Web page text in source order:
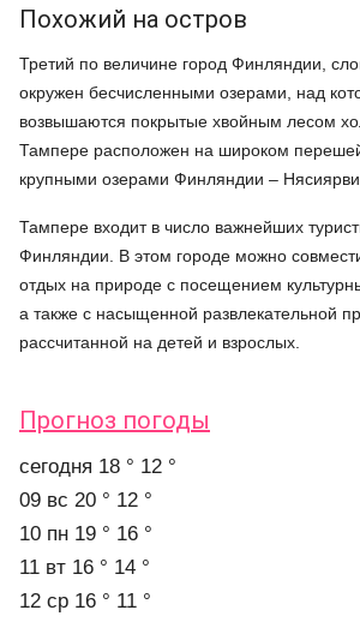
Похожий на остров
Третий по величине город Финляндии,
окружен бесчисленными озерами, над
возвышаются покрытые хвойным лесом
Тампере расположен на широком
крупными озерами Финляндии –
Тампере входит в число важнейших
Финляндии. В этом городе можно
отдых на природе с посещением
а также с насыщенной развлекательной
рассчитанной на детей и взрослых.
Прогноз погоды
cегодня 18 ° 12 °
09 вс 20 ° 12 °
10 пн 19 ° 16 °
11 вт 16 ° 14 °
12 ср 16 ° 11 °